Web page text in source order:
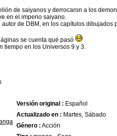
de saiyanos y derrocaron a los
en el imperio saiyano.
de DBM, en los capítulos dibujados
se cuenta qué pasó
tiempo en los Universos 9 y 3.
Versión original : Español
Actualizado en : Martes, Sábado
Género : Acción